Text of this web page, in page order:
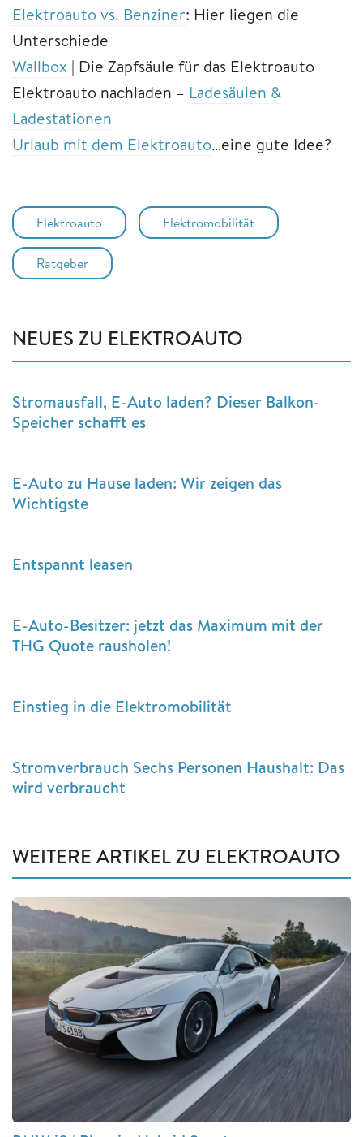
Elektroauto vs. Benziner: Hier liegen die
Unterschiede
Wallbox | Die Zapfsäule für das Elektroauto
Elektroauto nachladen – Ladesäulen &
Ladestationen
Urlaub mit dem Elektroauto…eine gute Idee?
Elektroauto Elektromobilität
Ratgeber
NEUES ZU ELEKTROAUTO
Stromausfall, E-Auto laden? Dieser Balkon-
Speicher schafft es
E-Auto zu Hause laden: Wir zeigen das
Wichtigste
Entspannt leasen
E-Auto-Besitzer: jetzt das Maximum mit der
THG Quote rausholen!
Einstieg in die Elektromobilität
Stromverbrauch Sechs Personen Haushalt: Das
wird verbraucht
WEITERE ARTIKEL ZU ELEKTROAUTO